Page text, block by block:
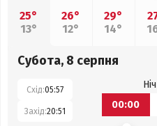
25°
13°
26°
12°
29°
14°
Субота, 8 серпня
Схід:05:57
Захід:20:51
Ніч
00:00